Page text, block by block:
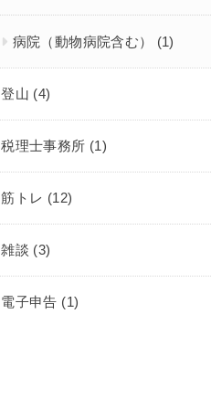
病院（動物病院含む） (1)
登山 (4)
税理士事務所 (1)
筋トレ (12)
雑談 (3)
電子申告 (1)